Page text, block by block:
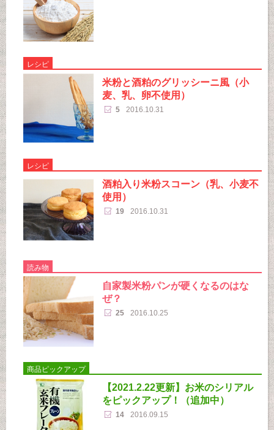
レシピ
米粉と酒粕のグリッシーニ風（小
麦、乳、卵不使用）
5 2016.10.31
レシピ
酒粕入り米粉スコーン（乳、小麦不
使用）
19 2016.10.31
読み物
自家製米粉パンが硬くなるのはな
ぜ？
25 2016.10.25
商品ピックアップ
【2021.2.22更新】お米のシリアル
をピックアップ！（追加中）
14 2016.09.15